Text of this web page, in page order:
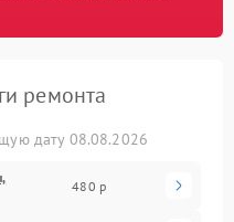
ремонта
дату 08.08.2026
480 р